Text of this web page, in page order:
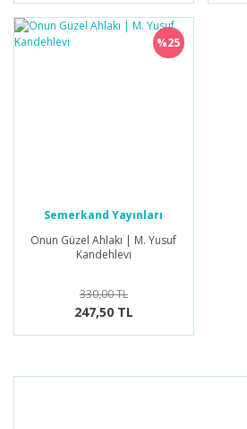
%25
Semerkand Yayınları
Onun Güzel Ahlakı | M. Yusuf
Kandehlevi
330,00 TL
247,50 TL